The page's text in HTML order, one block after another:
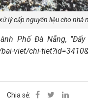
lý cấp nguyên liệu cho nhà
Phố Đà Nẵng,
viet/chi-
Chia sẻ: